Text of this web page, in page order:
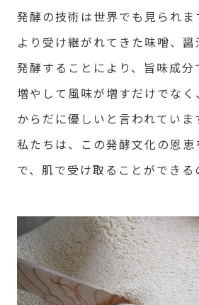
発酵の技術は世界でも見られ
より受け継がれてきた味噌、醤
発酵することにより、旨味成分
増やして風味が増すだけでなく
からだに優しいと言われていま
私たちは、この発酵文化の恩
で、肌で受け取ることができる